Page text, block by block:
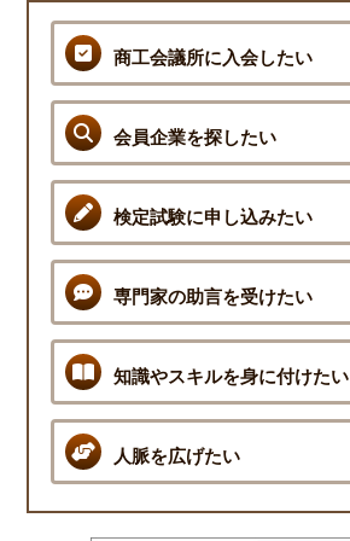
商工会議所に入会したい
会員企業を探したい
検定試験に申し込みたい
専門家の助言を受けたい
知識やスキルを身に付けたい
人脈を広げたい